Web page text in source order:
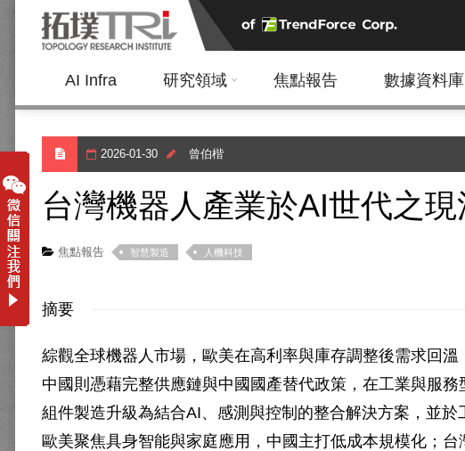
AI Infra 研究領域 焦點報告 數據資料庫
2026-01-30 曾伯楷
台灣機器人產業於AI世代之
焦點報告 智慧製造 人機科技
摘要
綜觀全球機器人市場，歐美在高利率與庫存調整後需求回
中國則憑藉完整供應鏈與中國國產替代政策，在工業與服
組件製造升級為結合AI、感測與控制的整合解決方案，並
歐美聚焦具身智能與家庭應用，中國主打低成本規模化；